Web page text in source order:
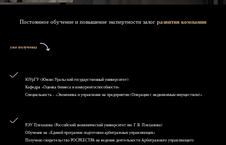
Постоянное обучение и повышение экспертности залог развития компании
уже получены
ЮУрГУ (Южно-Уральский государственный университет)
Кафедра «Оценка бизнеса и конкурентоспособности»
Специальность - «Экономика и управление на предприятии (Операции с недвижимым имуществом)»
РЭУ Плеханова (Российский экономический университет им. Г.В. Плеханова)
Обучение на «Единой программе подготовки арбитражных управляющих»
Получено свидетельство РОСРЕЕСТРА на ведение деятельности Арбитражного управляющего